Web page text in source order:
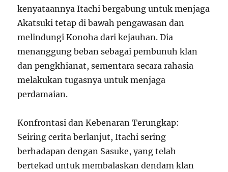
kenyataannya Itachi bergabung untuk menjaga
Akatsuki tetap di bawah pengawasan dan
melindungi Konoha dari kejauhan. Dia
menanggung beban sebagai pembunuh klan
dan pengkhianat, sementara secara rahasia
melakukan tugasnya untuk menjaga
perdamaian.
Konfrontasi dan Kebenaran Terungkap:
Seiring cerita berlanjut, Itachi sering
berhadapan dengan Sasuke, yang telah
bertekad untuk membalaskan dendam klan